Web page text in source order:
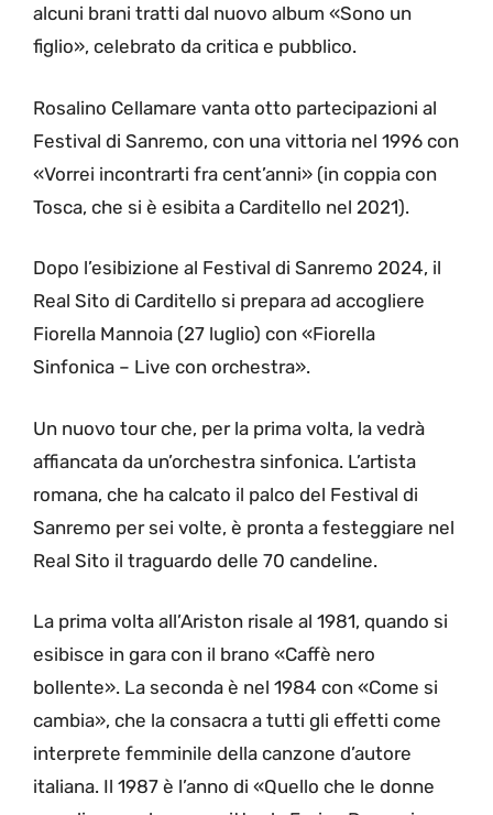
alcuni brani tratti dal nuovo album «Sono un
figlio», celebrato da critica e pubblico.
Rosalino Cellamare vanta otto partecipazioni al
Festival di Sanremo, con una vittoria nel 1996 con
«Vorrei incontrarti fra cent’anni» (in coppia con
Tosca, che si è esibita a Carditello nel 2021).
Dopo l’esibizione al Festival di Sanremo 2024, il
Real Sito di Carditello si prepara ad accogliere
Fiorella Mannoia (27 luglio) con «Fiorella
Sinfonica – Live con orchestra».
Un nuovo tour che, per la prima volta, la vedrà
affiancata da un’orchestra sinfonica. L’artista
romana, che ha calcato il palco del Festival di
Sanremo per sei volte, è pronta a festeggiare nel
Real Sito il traguardo delle 70 candeline.
La prima volta all’Ariston risale al 1981, quando si
esibisce in gara con il brano «Caffè nero
bollente». La seconda è nel 1984 con «Come si
cambia», che la consacra a tutti gli effetti come
interprete femminile della canzone d’autore
italiana. Il 1987 è l’anno di «Quello che le donne